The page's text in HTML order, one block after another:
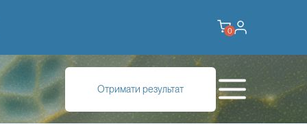
0
Отримати результат
різні інфекції. Він часто зустрічається у роті,
створюються сприятливі умови для його надмірного